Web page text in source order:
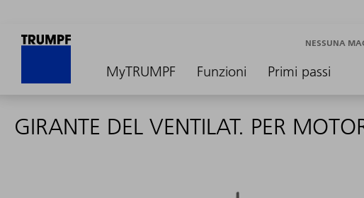
MyTRUMPF Funzioni Primi passi
NESSUNA
GIRANTE DEL VENTILAT. PER